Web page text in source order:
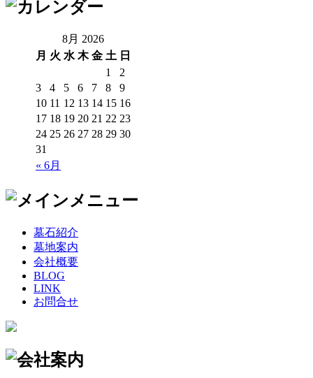
8月 2026
月 火 水 木 金 土 日
« 6月
1
2
3
4 5 6 7 8
9
10 11 12 13 14 15 16
17 18 19 20 21 22 23
24 25 26 27 28 29 30
31
墓石紹介
墓地案内
会社概要
BLOG
LINK
お問合せ